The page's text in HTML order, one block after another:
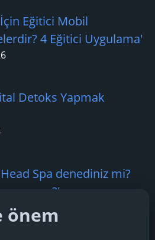
Eğitici Mobil
4 Eğitici Uygulama'
Detoks Yapmak
Spa denediniz mi?
mu?'
2026
önem